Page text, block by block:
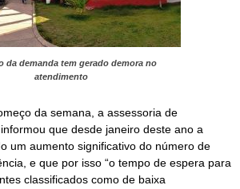
da demanda tem gerado demora no
atendimento
da semana, a assessoria de
que desde janeiro deste ano a
um aumento significativo do número de
e que por isso “o tempo de espera para
classificados como de baixa